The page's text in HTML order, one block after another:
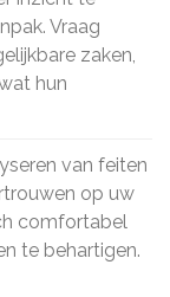
Vraag
zaken,
hun
van feiten
op uw
comfortabel
te behartigen.